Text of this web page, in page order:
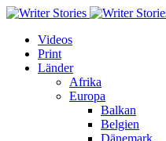
Videos
Print
Länder
Afrika
Europa
Balkan
Belgien
Dänemark